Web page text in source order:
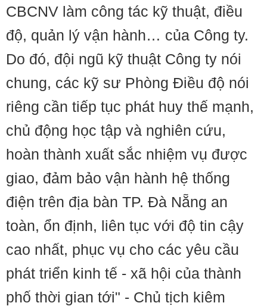
CBCNV làm công tác kỹ thuật, điều
độ, quản lý vận hành… của Công ty.
Do đó, đội ngũ kỹ thuật Công ty nói
chung, các kỹ sư Phòng Điều độ nói
riêng cần tiếp tục phát huy thế mạnh,
chủ động học tập và nghiên cứu,
hoàn thành xuất sắc nhiệm vụ được
giao, đảm bảo vận hành hệ thống
điện trên địa bàn TP. Đà Nẵng an
toàn, ổn định, liên tục với độ tin cậy
cao nhất, phục vụ cho các yêu cầu
phát triển kinh tế - xã hội của thành
phố thời gian tới" - Chủ tịch kiêm